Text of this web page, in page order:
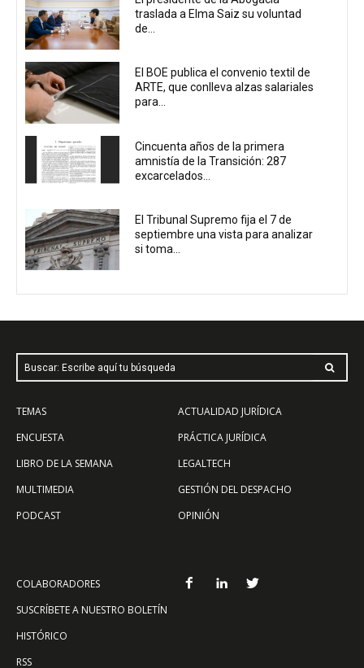
traslada a Elma Saiz su voluntad
de...
El BOE publica el convenio textil de
ARTE, que conlleva alzas salariales
para...
Cincuenta años de la primera
amnistía de la Transición: 287
excarcelados...
El Tribunal Supremo fija el 7 de
septiembre una vista para analizar
si toma...
Buscar: Escribe aquí tu búsqueda
TEMAS
ENCUESTA
LIBRO DE LA SEMANA
MULTIMEDIA
PODCAST
ACTUALIDAD JURÍDICA
PRÁCTICA JURÍDICA
LEGALTECH
GESTIÓN DEL DESPACHO
OPINIÓN
COLABORADORES
SUSCRÍBETE A NUESTRO BOLETÍN
HISTÓRICO
RSS